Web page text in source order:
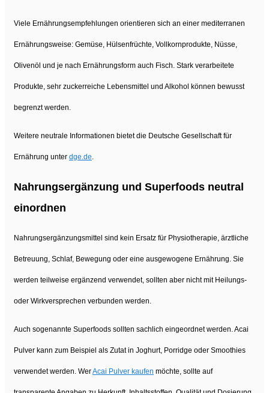
Viele Ernährungsempfehlungen orientieren sich an einer mediterranen
Ernährungsweise: Gemüse, Hülsenfrüchte, Vollkornprodukte, Nüsse,
Olivenöl und je nach Ernährungsform auch Fisch. Stark verarbeitete
Produkte, sehr zuckerreiche Lebensmittel und Alkohol können bewusst
begrenzt werden.
Weitere neutrale Informationen bietet die Deutsche Gesellschaft für
Ernährung unter dge.de.
Nahrungsergänzung und Superfoods neutral
einordnen
Nahrungsergänzungsmittel sind kein Ersatz für Physiotherapie, ärztliche
Betreuung, Schlaf, Bewegung oder eine ausgewogene Ernährung. Sie
werden teilweise ergänzend verwendet, sollten aber nicht mit Heilungs-
oder Wirkversprechen verbunden werden.
Auch sogenannte Superfoods sollten sachlich eingeordnet werden. Acai
Pulver kann zum Beispiel als Zutat in Joghurt, Porridge oder Smoothies
verwendet werden. WerAcai Pulver kaufen möchte, sollte auf